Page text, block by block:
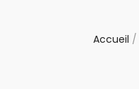
Accueil /